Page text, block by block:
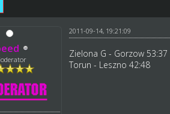
2011-09-14, 19:21:09
Zielona G - Gorzow 53:37
Torun - Leszno 42:48